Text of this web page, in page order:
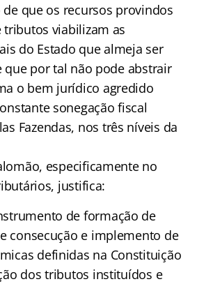
que os recursos provindos
tributos viabilizam as
do Estado que almeja ser
que por tal não pode abstrair
o bem jurídico agredido
sonegação fiscal
Fazendas, nos três níveis da
especificamente no
justifica:
de formação de
consecução e implemento de
definidas na Constituição
dos tributos instituídos e